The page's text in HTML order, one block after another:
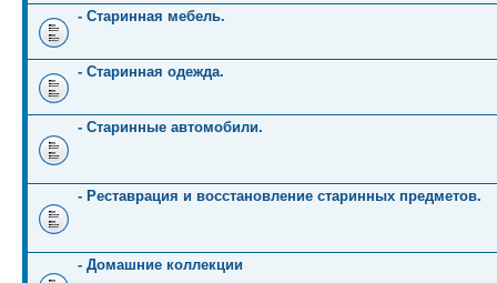
- Старинная мебель.
- Старинная одежда.
- Старинные автомобили.
- Реставрация и восстановление старинных предметов.
- Домашние коллекции